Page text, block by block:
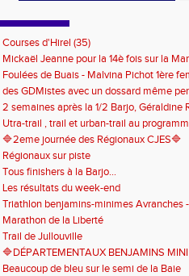
Courses d'Hirel (35)
Mickaël Jeanne pour la 14è fois sur la
Eaux
Foulées de Buais - Malvina Pichot 1ère
des GDMistes avec un dossard même
2 semaines après la 1/2 Barjo, Géraldine
marche du podium du Trail de l'Ange
Utra-trail , trail et urban-trail au
🔷️2eme journée des Régionaux CJES🔷️
Régionaux sur piste
Tous finishers à la Barjo...
Les résultats du week-end
Triathlon benjamins-minimes Avranches
Marathon de la Liberté
Trail de Jullouville
🔷DÉPARTEMENTAUX BENJAMINS
Beaucoup de bleu sur le semi de la Baie